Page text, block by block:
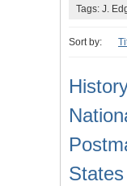
Tags: J.
Sort by:
States